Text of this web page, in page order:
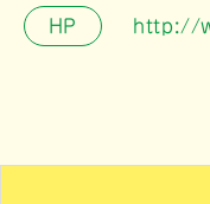
HP http://